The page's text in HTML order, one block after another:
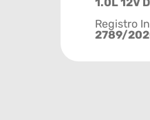
1.0L 12V
Registro
2789/